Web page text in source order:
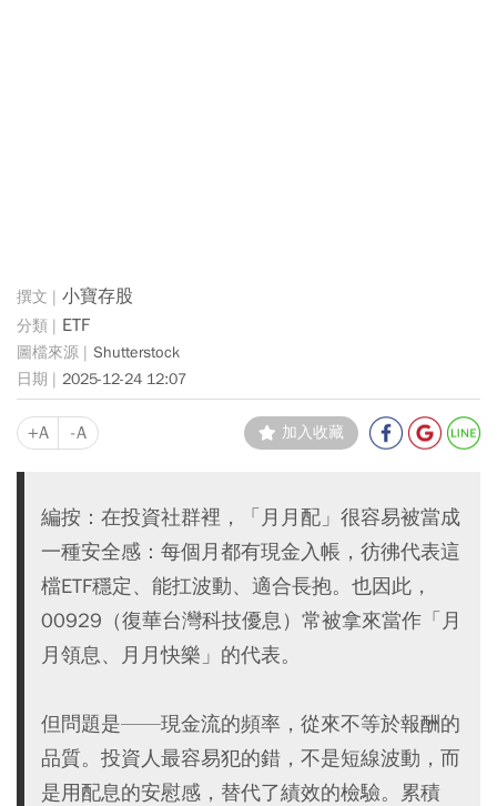
小寶存股
ETF
Shutterstock
2025-12-24 12:07
+A -A 加入收藏
編按：在投資社群裡，「月月配」很容易被當成
一種安全感：每個月都有現金入帳，彷彿代表這
檔ETF穩定、能扛波動、適合長抱。也因此，
00929（復華台灣科技優息）常被拿來當作「月
月領息、月月快樂」的代表。
但問題是——現金流的頻率，從來不等於報酬的
品質。投資人最容易犯的錯，不是短線波動，而
是用配息的安慰感，替代了績效的檢驗。累積